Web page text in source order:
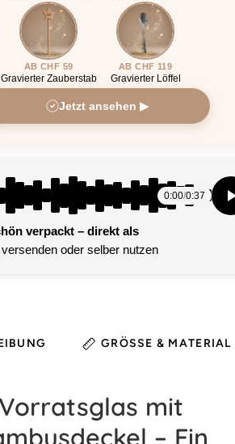
AB CHF 59
Gravierter Zauberstab
AB CHF 119
Gravierter Löffel
Jetzt ansehen ▶
0:00/0:37
verpackt – direkt als
oder selber nutzen
GRÖSSE & MATERIAL
Vorratsglas mit
– Ein